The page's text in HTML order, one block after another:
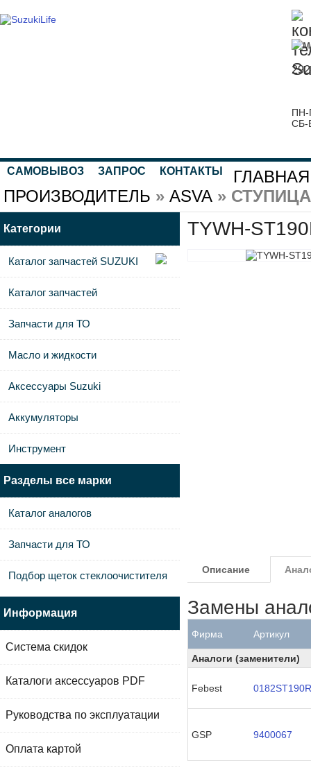
ПН-
СБ-
САМОВЫВОЗ ЗАПРОС КОНТАКТЫ ГЛАВНАЯ
ПРОИЗВОДИТЕЛЬ » ASVA »
TYWH-
Описание
Замены
Фирма Артикул
Аналоги (заменители)
Febest 0182ST190R
GSP 9400067
Категории
Каталог запчастей SUZUKI
Каталог запчастей
Запчасти для ТО
Масло и жидкости
Аксессуары Suzuki
Аккумуляторы
Инструмент
Разделы все марки
Каталог аналогов
Запчасти для ТО
Подбор щеток стеклоочистителя
Информация
Система скидок
Каталоги аксессуаров PDF
Руководства по эксплуатации
Оплата картой